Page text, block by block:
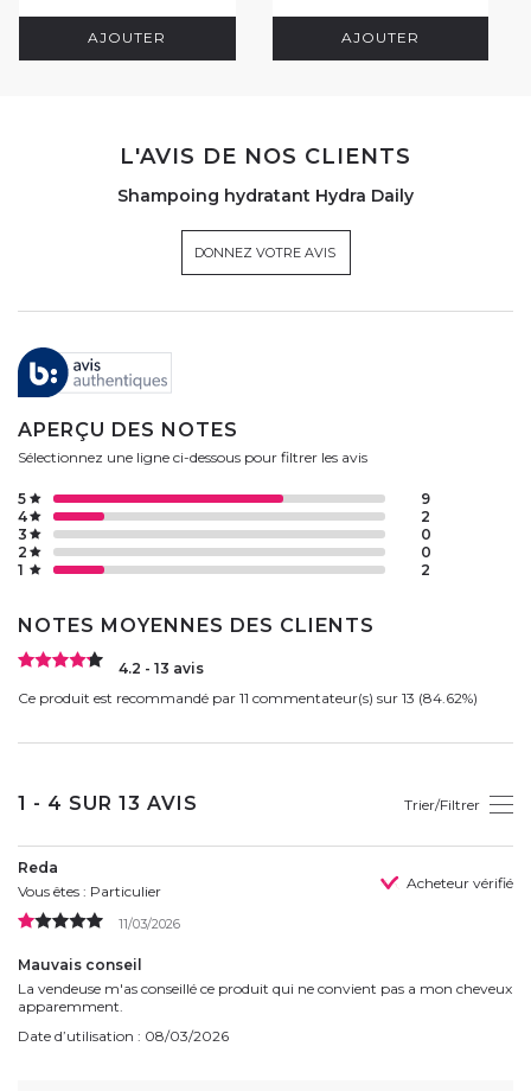
AJOUTER AJOUTER
L'AVIS DE NOS CLIENTS
Shampoing hydratant Hydra Daily
DONNEZ VOTRE AVIS
APERÇU DES NOTES
Sélectionnez une ligne ci-dessous pour filtrer les avis
1 2
2 0
3 0
4 2
5 9
NOTES MOYENNES DES CLIENTS
4.2 - 13 avis
Ce produit est recommandé par 11 commentateur(s) sur 13 (84.62%)
1 - 4 SUR 13 AVIS Trier/Filtrer
Reda
Vous êtes : Particulier
Acheteur vérifié
11/03/2026
Mauvais conseil
La vendeuse m'as conseillé ce produit qui ne convient pas a mon cheveux
apparemment.
Date d’utilisation : 08/03/2026